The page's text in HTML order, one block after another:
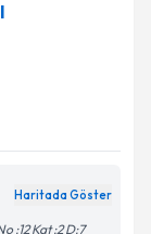
Haritada Göster
:12 Kat :2 D:7